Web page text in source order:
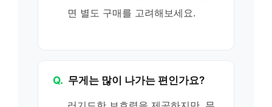
면 별도 구매를 고려해보세요.
Q. 무게는 많이 나가는 편인가요?